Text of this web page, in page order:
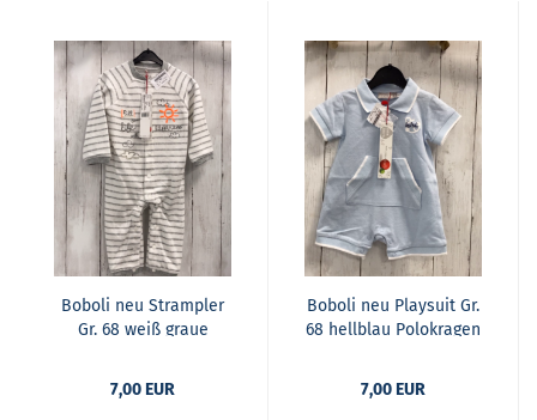
Bobo­li neu Stramp­ler
Gr. 68 weiß graue
7,00 EUR
Bobo­li neu Play­suit Gr.
68 hell­blau Po­lok­ra­gen
7,00 EUR